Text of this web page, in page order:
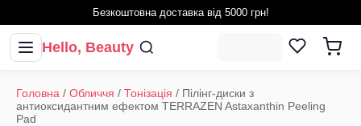
Безкоштовна доставка від 5000 грн!
Hello, Beauty
Головна / Обличчя / Тонізація / Пілінг-диски з
антиоксидантним ефектом TERRAZEN Astaxanthin Peeling
Pad